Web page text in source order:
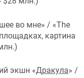
во мне» / «The
картина
экшн «Дракула» /